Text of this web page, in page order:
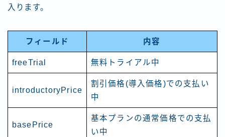
入ります。
フィールド 内容
freeTrial 無料トライアル中
introductoryPrice
割引価格(導入価格)での支払い
中
basePrice
基本プランの通常価格での支払
い中